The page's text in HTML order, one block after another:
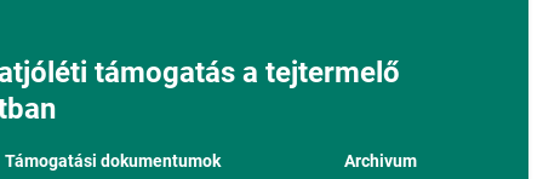
támogatás a tejtermelő
Támogatási dokumentumok Archivum